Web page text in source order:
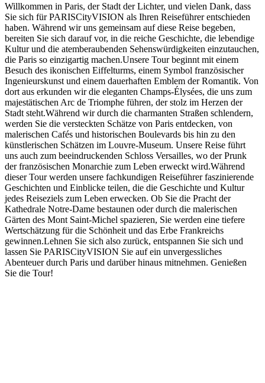
Willkommen in Paris, der Stadt der Lichter, und vielen Dank, dass
Sie sich für PARISCityVISION als Ihren Reiseführer entschieden
haben. Während wir uns gemeinsam auf diese Reise begeben,
bereiten Sie sich darauf vor, in die reiche Geschichte, die lebendige
Kultur und die atemberaubenden Sehenswürdigkeiten einzutauchen,
die Paris so einzigartig machen.Unsere Tour beginnt mit einem
Besuch des ikonischen Eiffelturms, einem Symbol französischer
Ingenieurskunst und einem dauerhaften Emblem der Romantik. Von
dort aus erkunden wir die eleganten Champs-Élysées, die uns zum
majestätischen Arc de Triomphe führen, der stolz im Herzen der
Stadt steht.Während wir durch die charmanten Straßen schlendern,
werden Sie die versteckten Schätze von Paris entdecken, von
malerischen Cafés und historischen Boulevards bis hin zu den
künstlerischen Schätzen im Louvre-Museum. Unsere Reise führt
uns auch zum beeindruckenden Schloss Versailles, wo der Prunk
der französischen Monarchie zum Leben erweckt wird.Während
dieser Tour werden unsere fachkundigen Reiseführer faszinierende
Geschichten und Einblicke teilen, die die Geschichte und Kultur
jedes Reiseziels zum Leben erwecken. Ob Sie die Pracht der
Kathedrale Notre-Dame bestaunen oder durch die malerischen
Gärten des Mont Saint-Michel spazieren, Sie werden eine tiefere
Wertschätzung für die Schönheit und das Erbe Frankreichs
gewinnen.Lehnen Sie sich also zurück, entspannen Sie sich und
lassen Sie PARISCityVISION Sie auf ein unvergessliches
Abenteuer durch Paris und darüber hinaus mitnehmen. Genießen
Sie die Tour!